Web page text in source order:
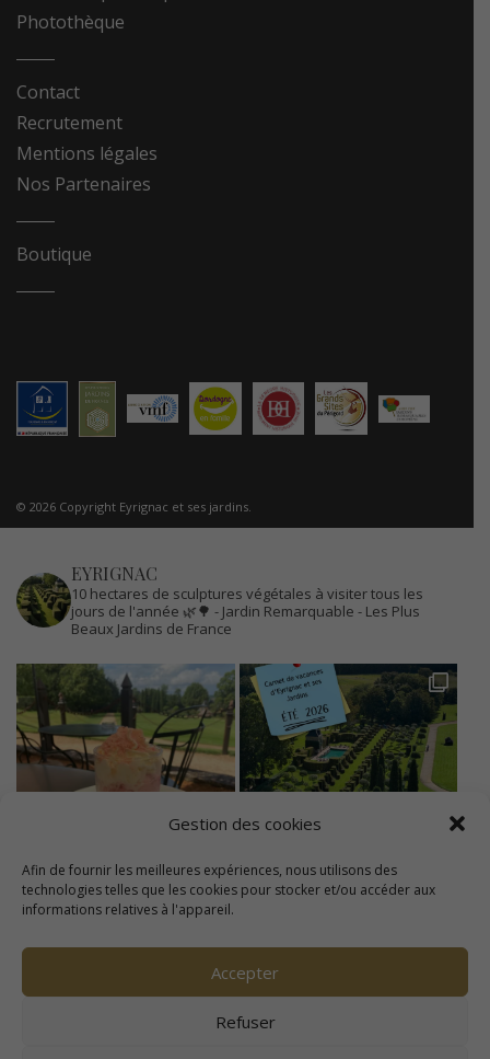
Gestion des cookies
Afin de fournir les meilleures expériences, nous utilisons des
technologies telles que les cookies pour stocker et/ou accéder aux
informations relatives à l'appareil.
Accepter
Refuser
Photothèque
Contact
Recrutement
Mentions légales
Nos Partenaires
Boutique
© 2026 Copyright Eyrignac et ses jardins.
EYRIGNAC
10 hectares de sculptures végétales à visiter tous les
jours de l'année 🌿🌳 - Jardin Remarquable - Les Plus
Beaux Jardins de France